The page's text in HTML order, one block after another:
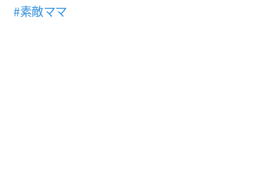
#素敵ママ